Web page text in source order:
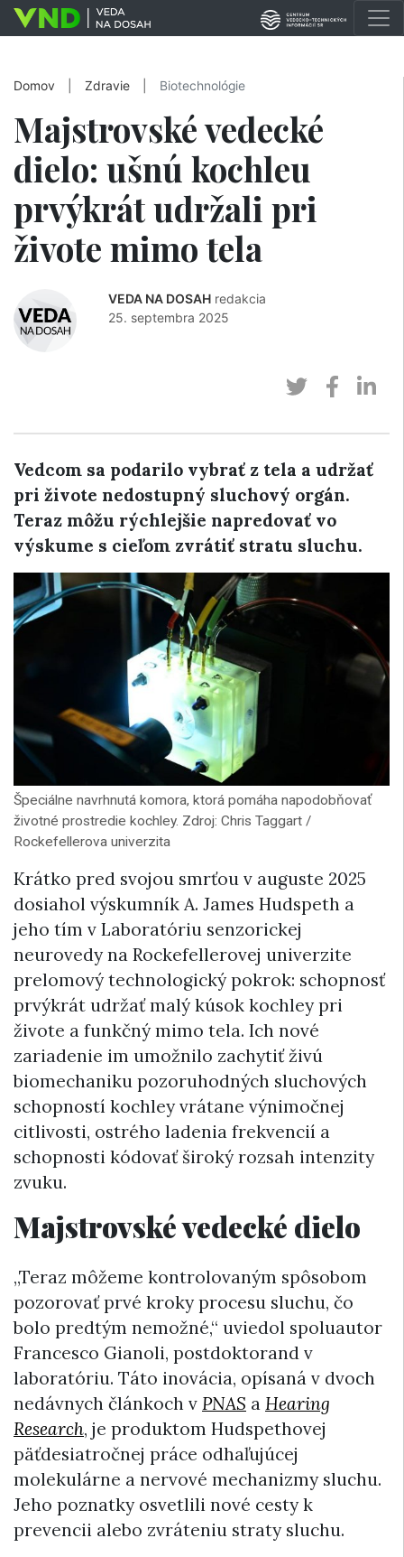
Domov Zdravie Biotechnológie
Majstrovské vedecké
dielo: ušnú kochleu
prvýkrát udržali pri
živote mimo tela
VEDA NA DOSAH redakcia
25. septembra 2025
Vedcom sa podarilo vybrať z tela a udržať
pri živote nedostupný sluchový orgán.
Teraz môžu rýchlejšie napredovať vo
výskume s cieľom zvrátiť stratu sluchu.
Špeciálne navrhnutá komora, ktorá pomáha napodobňovať
životné prostredie kochley. Zdroj: Chris Taggart /
Rockefellerova univerzita
Krátko pred svojou smrťou v auguste 2025
dosiahol výskumník A. James Hudspeth a
jeho tím v Laboratóriu senzorickej
neurovedy na Rockefellerovej univerzite
prelomový technologický pokrok: schopnosť
prvýkrát udržať malý kúsok kochley pri
živote a funkčný mimo tela. Ich nové
zariadenie im umožnilo zachytiť živú
biomechaniku pozoruhodných sluchových
schopností kochley vrátane výnimočnej
citlivosti, ostrého ladenia frekvencií a
schopnosti kódovať široký rozsah intenzity
zvuku.
Majstrovské vedecké dielo
„Teraz môžeme kontrolovaným spôsobom
pozorovať prvé kroky procesu sluchu, čo
bolo predtým nemožné,“ uviedol spoluautor
Francesco Gianoli, postdoktorand v
laboratóriu. Táto inovácia, opísaná v dvoch
nedávnych článkoch v PNAS a Hearing
Research, je produktom Hudspethovej
päťdesiatročnej práce odhaľujúcej
molekulárne a nervové mechanizmy sluchu.
Jeho poznatky osvetlili nové cesty k
prevencii alebo zvráteniu straty sluchu.